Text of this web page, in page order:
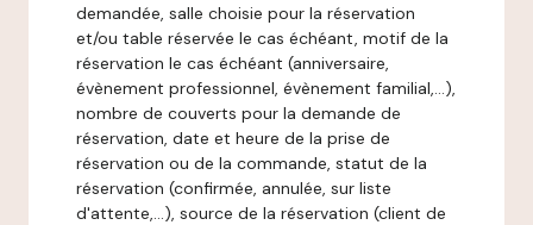
demandée, salle choisie pour la réservation
et/ou table réservée le cas échéant, motif de la
réservation le cas échéant (anniversaire,
évènement professionnel, évènement familial,…),
nombre de couverts pour la demande de
réservation, date et heure de la prise de
réservation ou de la commande, statut de la
réservation (confirmée, annulée, sur liste
d'attente,…), source de la réservation (client de